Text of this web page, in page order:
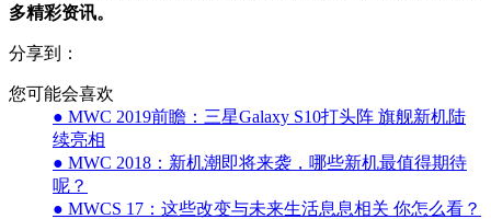
多精彩资讯。
分享到：
您可能会喜欢
● MWC 2019前瞻：三星Galaxy S10打头阵 旗舰新机陆
续亮相
● MWC 2018：新机潮即将来袭，哪些新机最值得期待
呢？
● MWCS 17：这些改变与未来生活息息相关 你怎么看？